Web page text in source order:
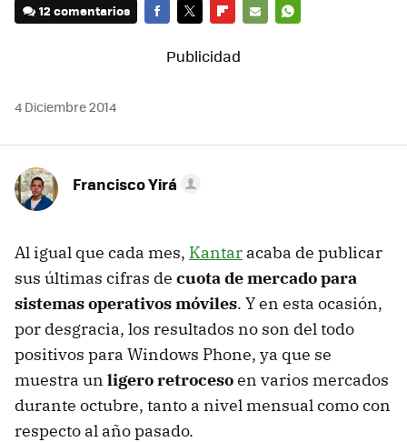
12 comentarios
4 Diciembre 2014
Francisco Yirá
Al igual que cada mes, Kantar acaba de publicar
sus últimas cifras de cuota de mercado para
sistemas operativos móviles. Y en esta ocasión,
por desgracia, los resultados no son del todo
positivos para Windows Phone, ya que se
muestra un ligero retrocesoen varios mercados
durante octubre, tanto a nivel mensual como con
respecto al año pasado.